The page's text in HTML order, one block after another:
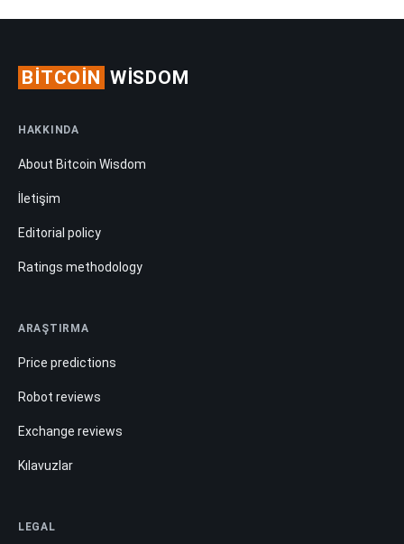
BITCOIN WISDOM
HAKKINDA
About Bitcoin Wisdom
İletişim
Editorial policy
Ratings methodology
ARAŞTIRMA
Price predictions
Robot reviews
Exchange reviews
Kılavuzlar
LEGAL